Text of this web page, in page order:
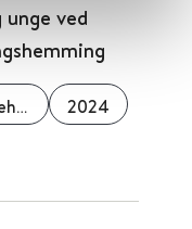
ved
Oslo Universitetssykehus 2024